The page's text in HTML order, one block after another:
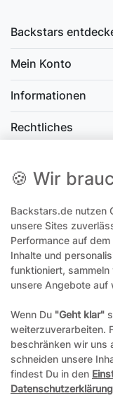
Backstars
Mein Konto
Informationen
Rechtliches
Wir antworten Ihnen
es evtl. zu
07306
Freitags am besten
¹Telefonieren zum
aus dem Mobilfunknetz
*Alle Preise inkl. gesetzl.
🍪 Wir
Backstars.de nutzen
unsere Sites
Performance auf
Inhalte und
funktioniert,
unsere Angebote auf
Wenn Du "Geht klar"
weiterzuverarbeiten.
beschränken wir uns
schneiden unsere
findest Du in den
Datenschutzerklärung